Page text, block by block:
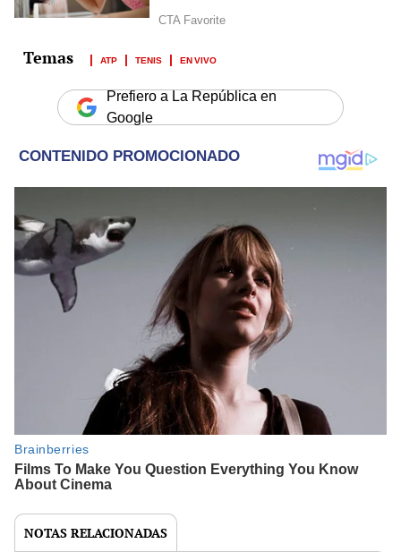
ATP TENIS EN VIVO
Prefiero a La República en
Google
NOTAS RELACIONADAS